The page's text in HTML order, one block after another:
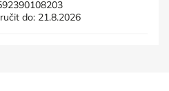
do: 21.8.2026